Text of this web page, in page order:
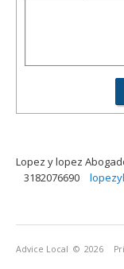
Lopez y lopez
3182076690
Advice Local © 2026